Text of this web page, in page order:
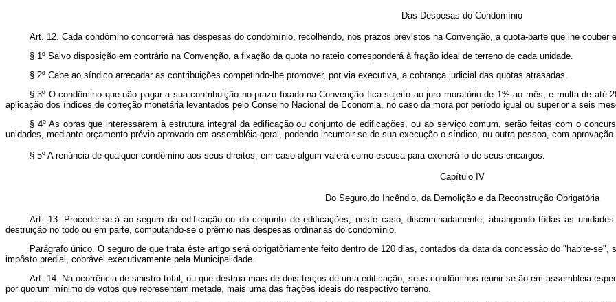
Das Despesas do Condomínio
Art. 12. Cada condômino concorrerá nas despesas do condomínio, recolhendo, nos prazos previstos na Convenção, a quota-parte que lhe couber
§ 1º Salvo disposição em contrário na Convenção, a fixação da quota no rateio corresponderá à fração ideal de terreno de cada unidade.
§ 2º Cabe ao síndico arrecadar as contribuições competindo-lhe promover, por via executiva, a cobrança judicial das quotas atrasadas.
§ 3º O condômino que não pagar a sua contribuição no prazo fixado na Convenção fica sujeito ao juro moratório de 1% ao mês, e multa de
aplicação dos índices de correção monetária levantados pelo Conselho Nacional de Economia, no caso da mora por período igual ou superior a seis
§ 4º As obras que interessarem à estrutura integral da edificação ou conjunto de edificações, ou ao serviço comum, serão feitas com o
unidades, mediante orçamento prévio aprovado em assembléia-geral, podendo incumbir-se de sua execução o síndico, ou outra pessoa, com
§ 5º A renúncia de qualquer condômino aos seus direitos, em caso algum valerá como escusa para exonerá-lo de seus encargos.
Capítulo IV
Do Seguro,do Incêndio, da Demolição e da Reconstrução Obrigatória
Art. 13. Proceder-se-á ao seguro da edificação ou do conjunto de edificações, neste caso, discriminadamente, abrangendo tôdas as
destruição no todo ou em parte, computando-se o prêmio nas despesas ordinárias do condomínio.
Parágrafo único. O seguro de que trata êste artigo será obrigatòriamente feito dentro de 120 dias, contados da data da concessão do "habite-
impôsto predial, cobrável executivamente pela Municipalidade.
Art. 14. Na ocorrência de sinistro total, ou que destrua mais de dois terços de uma edificação, seus condôminos reunir-se-ão em assembléia
por quorum mínimo de votos que representem metade, mais uma das frações ideais do respectivo terreno.